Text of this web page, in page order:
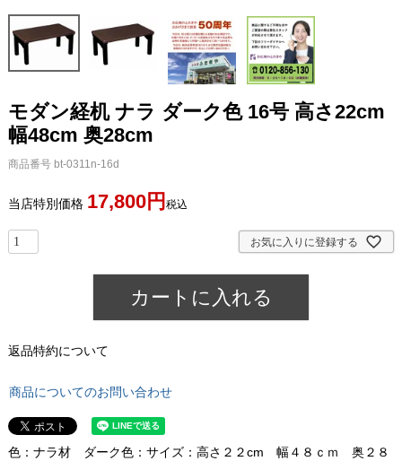
モダン経机 ナラ ダーク色 16号 高さ22cm
幅48cm 奥28cm
商品番号 bt-0311n-16d
当店特別価格 17,800 税込
お気に入りに登録する
カートに入れる
返品特約について
商品についてのお問い合わせ
色：ナラ材 ダーク色：サイズ：高さ２２cm 幅４８ｃｍ 奥２８